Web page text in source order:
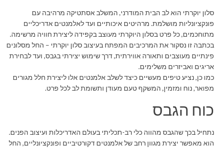
סלון יוקרתי הוא לב הבית המודרני, המשלב אסתטיקה מרהיבה עם
פונקציונליות מושלמת. מרהיטים איכותיים ועד לאלמנטים אדריכליים
מתוחכמים, כל פרט בסלון היוקרתי מעוצב בקפידה ליצירת חוויה מרשימה.
בכתבה זו נסקור את המרכיבים המפתח בעיצוב סלון יוקרתי – החל מסלונים
פינתיים מעוצבים ותאורה אווירתית, דרך שימוש יצירתי בגבס, ועד לבחירת
אריגים ואביזרים משלימים.
כמו כן, נציע טיפים מעשיים כיצד לשלב אלמנטים אלו ליצירת חלל מגורים
מפואר, נוח ומזמין, המשקף טעם מעודן ותשומת לב לכל פרט.
כוח הגבס
נתחיל בכך שהגבס מהווה כלי רב-תכליתי בעולם האדריכלות ועיצוב הפנים.
הוא מאפשר יצירת מגוון רחב של אלמנטים דקורטיביים ופונקציונליים, החל